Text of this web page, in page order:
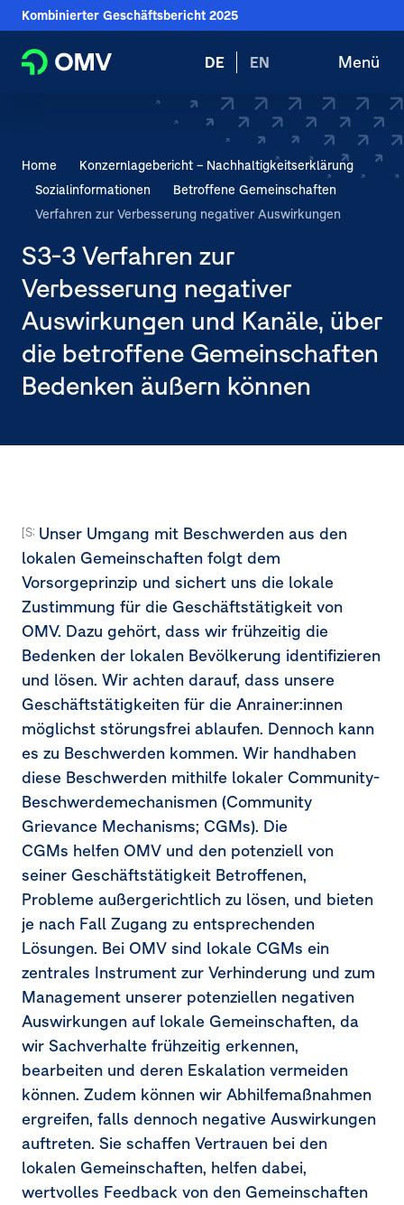
Sprungmarken
Springe
direkt
Springe
direkt
Springe
direkt
Kombinierter Geschäftsbericht 2025
Wechsele
Sprache
zu:
DE EN
SucheMenü
Betroffene Gemeinschaften
Konzepte
Gemeinschaften
Verfahren zur Verbesserung negativer Auswirkungen
Maßnahmen und Mittel
Kennzahlen und Ziele
Download Center
Glossar
Sie
befinden
sich
hier:
Home
Konzern­lagebericht – Nachhaltigkeits­­erklärung
Sozial­informationen
Betroffene Gemeinschaften
Verfahren zur Verbesserung negativer Auswirkungen
S3-3 Verfahren zur
Verbesserung negativer
Auswirkungen und Kanäle, über
die betroffene Gemeinschaften
Bedenken äußern können
[S3-3.27a-27d]
Unser Umgang mit Beschwerden aus den
lokalen Gemeinschaften folgt dem
Vorsorgeprinzip und sichert uns die lokale
Zustimmung für die Geschäftstätigkeit von
OMV. Dazu gehört, dass wir frühzeitig die
Bedenken der lokalen Bevölkerung identifizieren
und lösen. Wir achten darauf, dass unsere
Geschäftstätigkeiten für die Anrainer:innen
möglichst störungsfrei ablaufen. Dennoch kann
es zu Beschwerden kommen. Wir handhaben
diese Beschwerden mithilfe lokaler Community-
Beschwerdemechanismen (Community
Grievance Mechanisms; CGMs). Die
CGMs helfen OMV und den potenziell von
seiner Geschäftstätigkeit Betroffenen,
Probleme außergerichtlich zu lösen, und bieten
je nach Fall Zugang zu entsprechenden
Lösungen. Bei OMV sind lokale CGMs ein
zentrales Instrument zur Verhinderung und zum
Management unserer potenziellen negativen
Auswirkungen auf lokale Gemeinschaften, da
wir Sachverhalte frühzeitig erkennen,
bearbeiten und deren Eskalation vermeiden
können. Zudem können wir Abhilfemaßnahmen
ergreifen, falls dennoch negative Auswirkungen
auftreten. Sie schaffen Vertrauen bei den
lokalen Gemeinschaften, helfen dabei,
wertvolles Feedback von den Gemeinschaften